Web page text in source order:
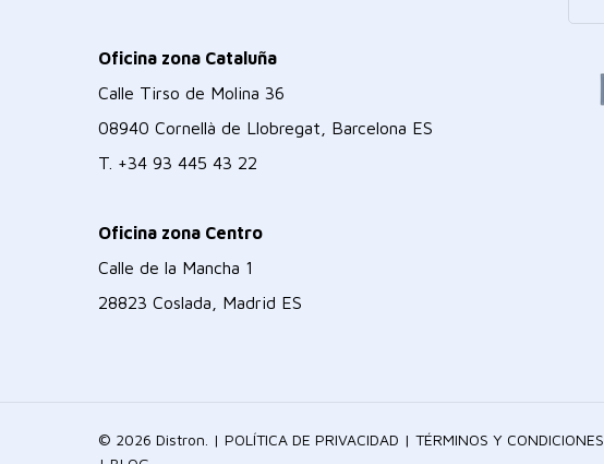
Oficina zona Cataluña
Calle Tirso de Molina 36
08940 Cornellà de Llobregat, Barcelona ES
T. +34 93 445 43 22
Oficina zona Centro
Calle de la Mancha 1
28823 Coslada, Madrid ES
© 2026 Distron. | POLÍTICA DE PRIVACIDAD | TÉRMINOS Y CONDICIONES